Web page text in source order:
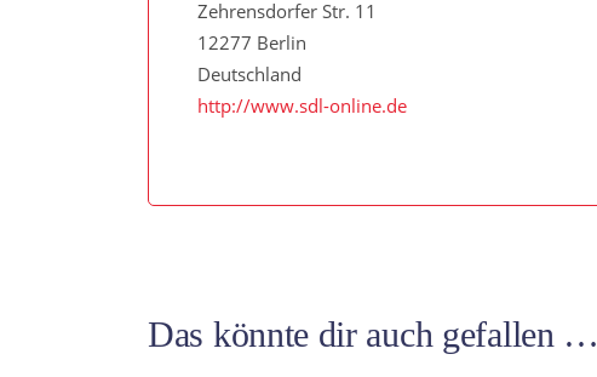
Zehrensdorfer Str. 11
12277 Berlin
Deutschland
http://www.sdl-online.de
Das könnte dir auch gefallen …